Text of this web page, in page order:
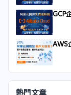
GCP
AWS
熱門文章